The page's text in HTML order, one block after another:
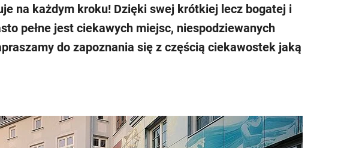
na każdym kroku! Dzięki swej krótkiej lecz bogatej i
pełne jest ciekawych miejsc, niespodziewanych
do zapoznania się z częścią ciekawostek jaką